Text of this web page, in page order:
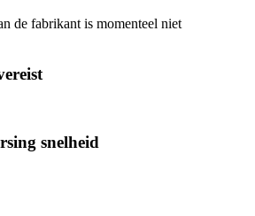
de fabrikant is momenteel niet
snelheid